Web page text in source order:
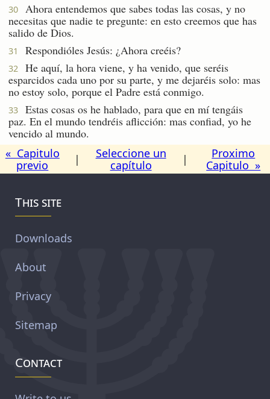
30
Ahora entendemos que sabes todas las cosas, y no
necesitas que nadie te pregunte: en esto creemos que has
salido de Dios.
31 Respondióles Jesús: ¿Ahora creéis?
32
He aquí, la hora viene, y ha venido, que seréis
esparcidos cada uno por su parte, y me dejaréis solo: mas
no estoy solo, porque el Padre está conmigo.
33
Estas cosas os he hablado, para que en mí tengáis
paz. En el mundo tendréis aflicción: mas confiad, yo he
vencido al mundo.
« Capitulo
previo
|
Seleccione un
capítulo
|
Proximo
Capitulo »
This site
Downloads
About
Privacy
Sitemap
Contact